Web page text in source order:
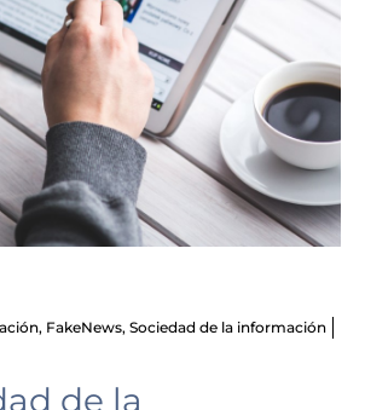
, FakeNews, Sociedad de la información
de la